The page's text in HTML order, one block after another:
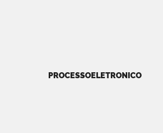
PROCESSOELETRONICO